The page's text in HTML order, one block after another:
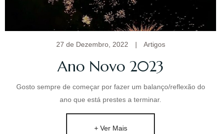
27 de Dezembro, 2022 | Artigos
Ano Novo 2023
Gosto sempre de começar por fazer um balanço/reflexão do
ano que está prestes a terminar.
+ Ver Mais